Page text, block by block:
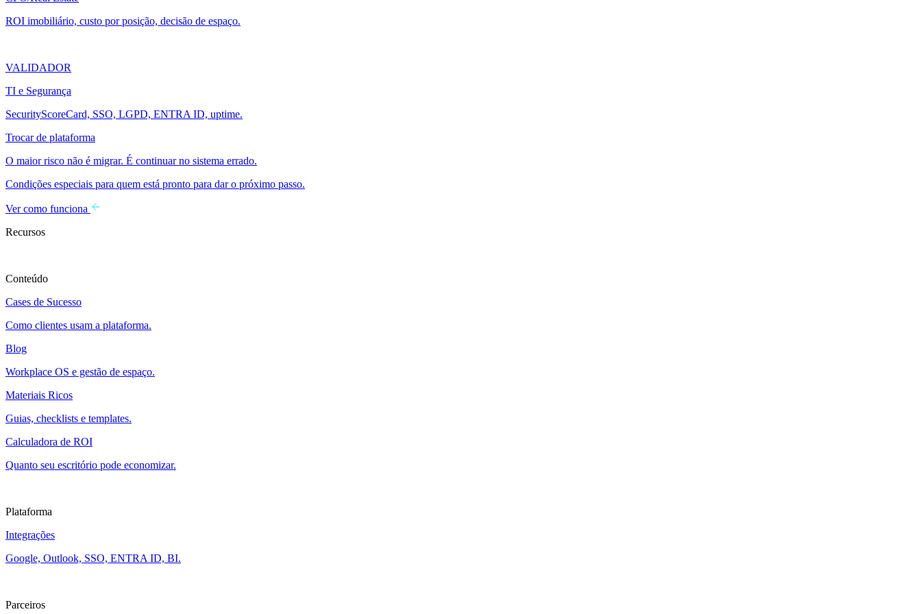
ROI imobiliário, custo por posição, decisão de espaço.
VALIDADOR
TI e Segurança
SecurityScoreCard, SSO, LGPD, ENTRA ID, uptime.
Trocar de plataforma
O maior risco não é migrar. É continuar no sistema errado.
Condições especiais para quem está pronto para dar o próximo passo.
Ver como funciona
Recursos
Conteúdo
Cases de Sucesso
Como clientes usam a plataforma.
Blog
Workplace OS e gestão de espaço.
Materiais Ricos
Guias, checklists e templates.
Calculadora de ROI
Quanto seu escritório pode economizar.
Plataforma
Integrações
Google, Outlook, SSO, ENTRA ID, BI.
Parceiros